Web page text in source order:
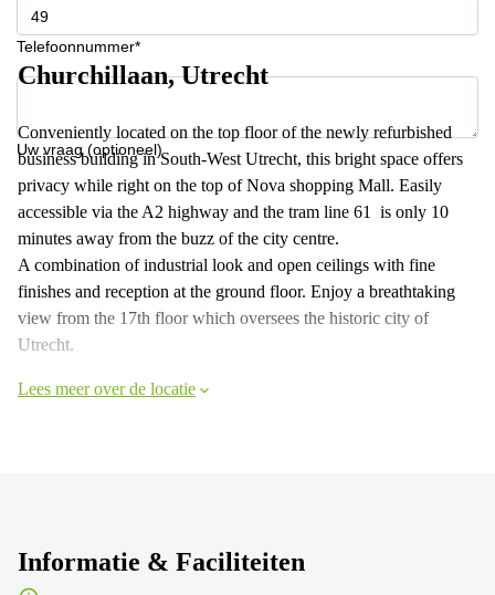
Telefoonnummer*
Uw vraag (optioneel)
Churchillaan, Utrecht
Conveniently located on the top floor of the newly refurbished
business building in South-West Utrecht, this bright space offers
privacy while right on the top of Nova shopping Mall. Easily
accessible via the A2 highway and the tram line 61 is only 10
minutes away from the buzz of the city centre.
A combination of industrial look and open ceilings with fine
finishes and reception at the ground floor. Enjoy a breathtaking
view from the 17th floor which oversees the historic city of
Utrecht.
Lees meer over de locatie
Informatie & Faciliteiten